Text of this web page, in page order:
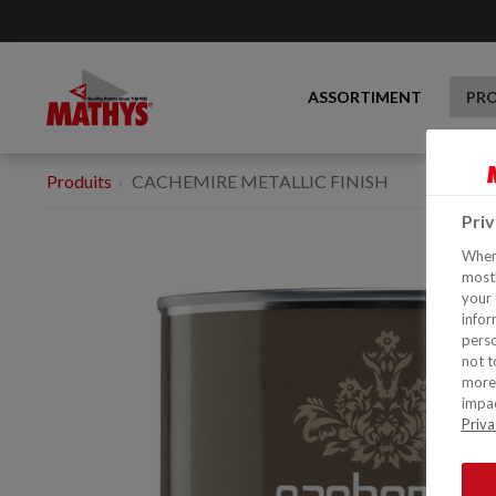
ASSORTIMENT
Produits
CACHEMIRE METALLIC FINISH
your
not